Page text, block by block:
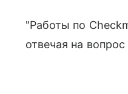
"Работы по
отвечая на